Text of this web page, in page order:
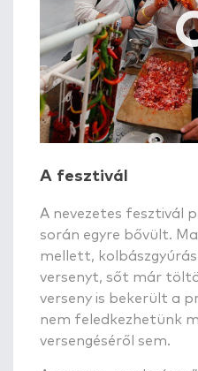
A fesztivál
A nevezetes fesztivál
során egyre bővült.
mellett,
versenyt, sőt már
verseny is bekerült a
nem feledkezhetünk
versengéséről sem.